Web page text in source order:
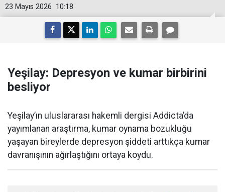
10:18
23 Mayıs 2026
Yeşilay: Depresyon ve kumar birbirini
besliyor
Yeşilay’ın uluslararası hakemli dergisi Addicta’da
yayımlanan araştırma, kumar oynama bozukluğu
yaşayan bireylerde depresyon şiddeti arttıkça kumar
davranışının ağırlaştığını ortaya koydu.